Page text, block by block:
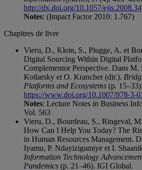
http://dx.doi.org/10.1057/ejis.2008.34
Notes: (Impact Factor 2010: 1.767)
Chapitres de livre
Vieru, D., Klein, S., Plugge, A. et
Digital Sourcing Within Digital
Complementor Perspective. Dans M.
Kotlarsky et O. Krancher (dir.).
Platforms and Ecosystems (p.
https://www.doi.org/10.1007/978-3-
Notes: Lecture Notes in Business
Vol. 563
Vieru, D., Bourdeau, S., Ringeval,
How Can I Help You Today? The
in Human Resources Management.
Iyamu, P. Ndayizigamiye et I.
Information Technology
Pandemics (p. 21–46). IGI Global.